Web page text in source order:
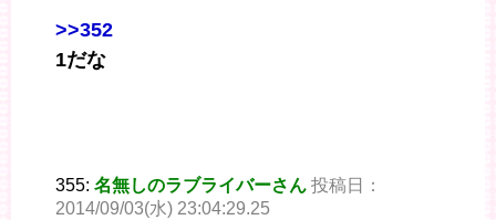
>>352
1だな
355: 名無しのラブライバーさん 投稿日：
2014/09/03(水) 23:04:29.25